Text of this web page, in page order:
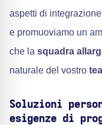
aspetti di
e promuoviamo un
che la squadra
naturale del vostro
Soluzioni
esigenze di